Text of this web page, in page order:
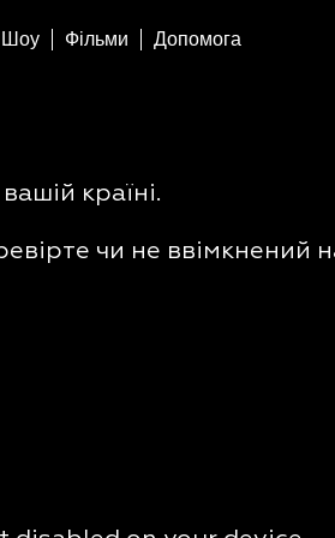
Шоу Фільми Допомога